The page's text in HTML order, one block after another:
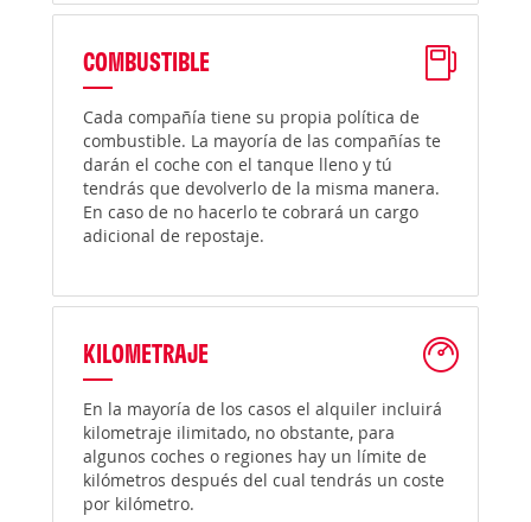
COMBUSTIBLE
Cada compañía tiene su propia política de
combustible. La mayoría de las compañías te
darán el coche con el tanque lleno y tú
tendrás que devolverlo de la misma manera.
En caso de no hacerlo te cobrará un cargo
adicional de repostaje.
KILOMETRAJE
En la mayoría de los casos el alquiler incluirá
kilometraje ilimitado, no obstante, para
algunos coches o regiones hay un límite de
kilómetros después del cual tendrás un coste
por kilómetro.